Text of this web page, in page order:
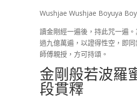
Wushjae Wushjae Boyuya
讀金剛經一遍後，持此咒一遍
過九億萬遍，以證得性空，即
師傅親授，方可持頌。
金剛般若波羅
段貫釋